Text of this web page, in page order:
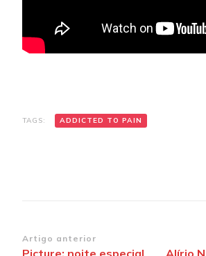
TAGS: ADDICTED TO PAIN
Navegação
Artigo anterior
Picture: noite especial
Alírio